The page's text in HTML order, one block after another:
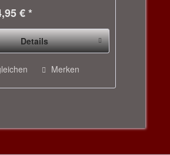
ausgeschrieben, sonst
€ *
Details
Merken